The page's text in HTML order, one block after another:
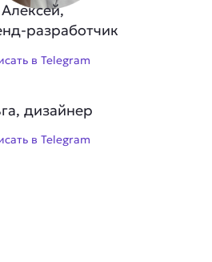
Алексей,
разработчик
в Telegram
дизайнер
в Telegram